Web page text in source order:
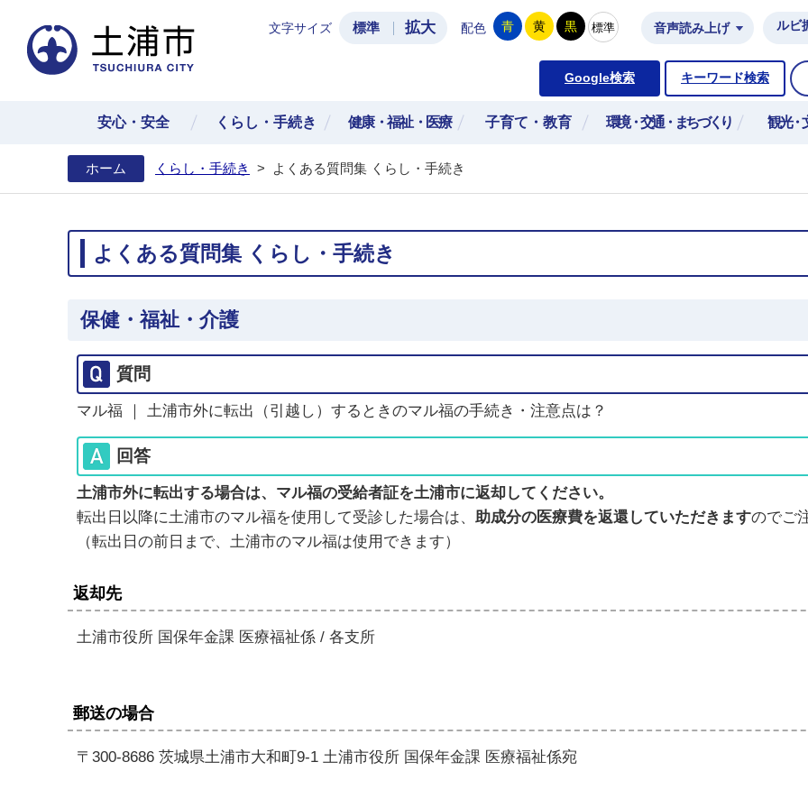
土浦市公式ホームページ
文字サイズ 標準 拡大 配色 青 黄 黒 標準 音声読み上げ ルビ
Google検索 キーワード検索
安心・安全 くらし・手続き 健康・福祉・医療 子育て・教育 環境・交通・まちづくり 観光・
ホーム くらし・手続き > よくある質問集 くらし・手続き
よくある質問集 くらし・手続き
保健・福祉・介護
質問
マル福 ｜ 土浦市外に転出（引越し）するときのマル福の手続き・注意点は？
回答
土浦市外に転出する場合は、マル福の受給者証を土浦市に返却してください。
転出日以降に土浦市のマル福を使用して受診した場合は、 助成分の医療費を返還していただきますのでご
（転出日の前日まで、土浦市のマル福は使用できます）
返却先
土浦市役所 国保年金課 医療福祉係 / 各支所
郵送の場合
〒300-8686 茨城県土浦市大和町9-1 土浦市役所 国保年金課 医療福祉係宛